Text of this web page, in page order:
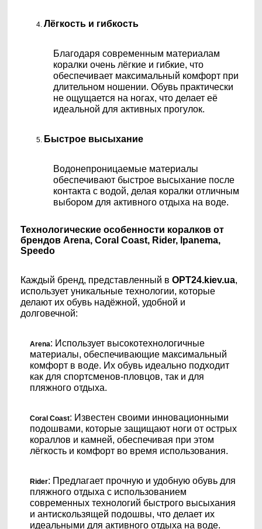
Лёгкость и гибкость
Благодаря современным материалам
коралки очень лёгкие и гибкие, что
обеспечивает максимальный комфорт при
длительном ношении. Обувь практически
не ощущается на ногах, что делает её
идеальной для активных прогулок.
Быстрое высыхание
Водонепроницаемые материалы
обеспечивают быстрое высыхание после
контакта с водой, делая коралки отличным
выбором для активного отдыха на воде.
Технологические особенности коралков от
брендов Arena, Coral Coast, Rider, Ipanema,
Speedo
Каждый бренд, представленный в OPT24.kiev.ua,
использует уникальные технологии, которые
делают их обувь надёжной, удобной и
долговечной:
Arena: Использует высокотехнологичные
материалы, обеспечивающие максимальный
комфорт в воде. Их обувь идеально подходит
как для спортсменов-пловцов, так и для
пляжного отдыха.
Coral Coast: Известен своими инновационными
подошвами, которые защищают ноги от острых
кораллов и камней, обеспечивая при этом
лёгкость и комфорт во время использования.
Rider: Предлагает прочную и удобную обувь для
пляжного отдыха с использованием
современных технологий быстрого высыхания
и антискользящей подошвы, что делает их
идеальными для активного отдыха на воде.